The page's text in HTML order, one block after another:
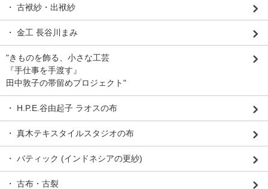
・ 古袱紗・出袱紗
・ 金工 長谷川まみ
"きものを飾る、小さな工芸
『手仕事を手渡す』
田中敦子の帯留めプロジェクト"
・ H.P.E.谷由起子 ラオスの布
・ 真木テキスタイルスタジオの布
・ バティック (インドネシアの更紗)
・ 古布・古裂